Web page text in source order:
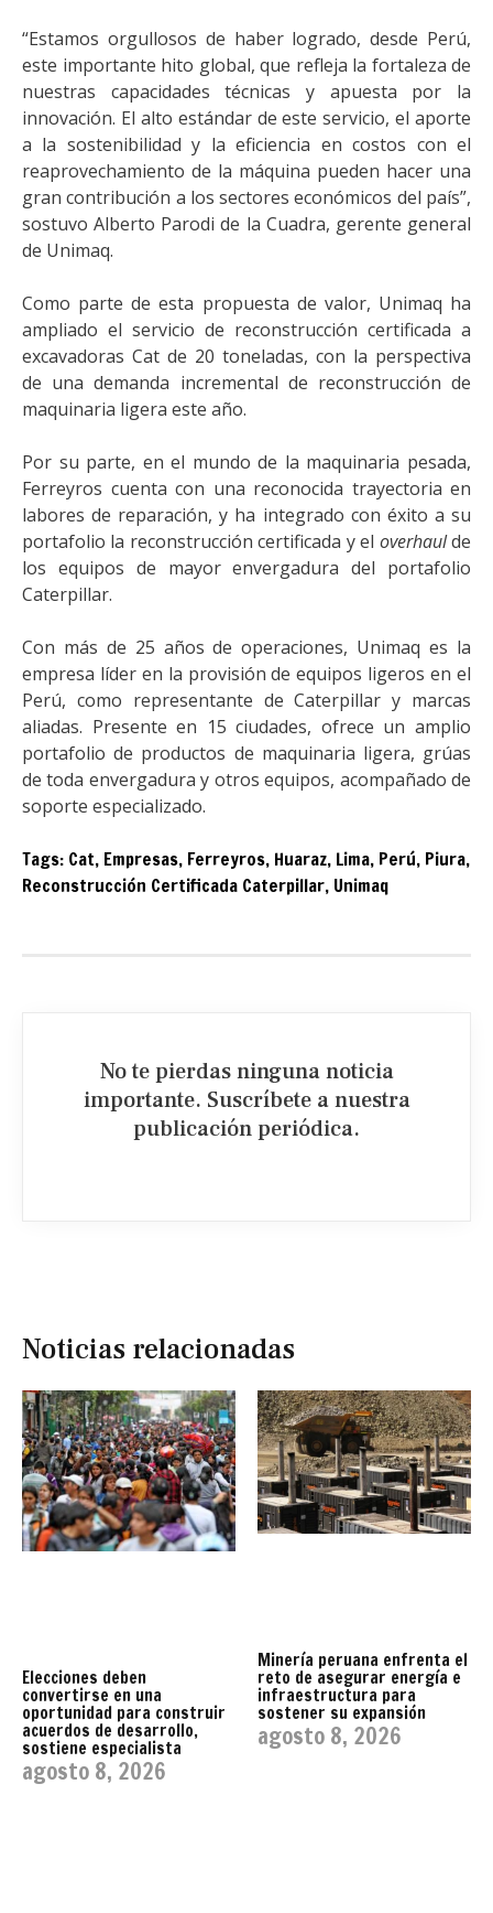
“Estamos orgullosos de haber logrado, desde Perú,
este importante hito global, que refleja la fortaleza de
nuestras capacidades técnicas y apuesta por la
innovación. El alto estándar de este servicio, el aporte
a la sostenibilidad y la eficiencia en costos con el
reaprovechamiento de la máquina pueden hacer una
gran contribución a los sectores económicos del país”,
sostuvo Alberto Parodi de la Cuadra, gerente general
de Unimaq.
Como parte de esta propuesta de valor, Unimaq ha
ampliado el servicio de reconstrucción certificada a
excavadoras Cat de 20 toneladas, con la perspectiva
de una demanda incremental de reconstrucción de
maquinaria ligera este año.
Por su parte, en el mundo de la maquinaria pesada,
Ferreyros cuenta con una reconocida trayectoria en
labores de reparación, y ha integrado con éxito a su
portafolio la reconstrucción certificada y el overhaulde
los equipos de mayor envergadura del portafolio
Caterpillar.
Con más de 25 años de operaciones, Unimaq es la
empresa líder en la provisión de equipos ligeros en el
Perú, como representante de Caterpillar y marcas
aliadas. Presente en 15 ciudades, ofrece un amplio
portafolio de productos de maquinaria ligera, grúas
de toda envergadura y otros equipos, acompañado de
soporte especializado.
Tags: Cat, Empresas, Ferreyros, Huaraz, Lima, Perú, Piura,
Reconstrucción Certificada Caterpillar, Unimaq
No te pierdas ninguna noticia
importante. Suscríbete a nuestra
publicación periódica.​
Noticias relacionadas
Elecciones deben
convertirse en una
oportunidad para construir
acuerdos de desarrollo,
sostiene especialista
agosto 8, 2026
Minería peruana enfrenta el
reto de asegurar energía e
infraestructura para
sostener su expansión
agosto 8, 2026